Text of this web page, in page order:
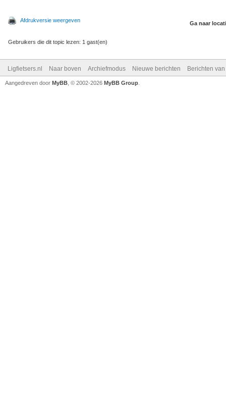
Afdrukversie weergeven Ga naar
Gebruikers die dit topic lezen: 1 gast(en)
Ligfietsers.nl Naar boven Archiefmodus Nieuwe berichten Berichten
Aangedreven door MyBB , © 2002-2026 MyBB Group